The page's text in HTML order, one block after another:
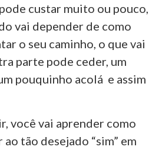
custar muito ou pouco,
vai depender de como
o seu caminho, o que vai
parte pode ceder, um
pouquinho acolá e assim
você vai aprender como
tão desejado “sim” em